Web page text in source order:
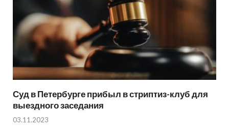
Суд в Петербурге прибыл в стриптиз-клуб для
выездного заседания
03.11.2023